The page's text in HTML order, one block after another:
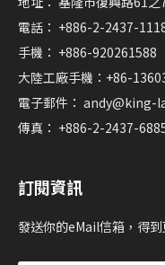
電話： +886-2-2437-
手機： +886-920261588
大陸工廠手機：+86-
電子郵件： andy@king-
傳真： +886-2-2437-
訂閱資訊
發送你的eMail信箱，得到